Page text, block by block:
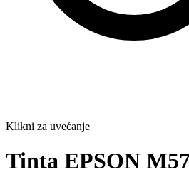
Klikni za uvećanje
Tinta EPSON